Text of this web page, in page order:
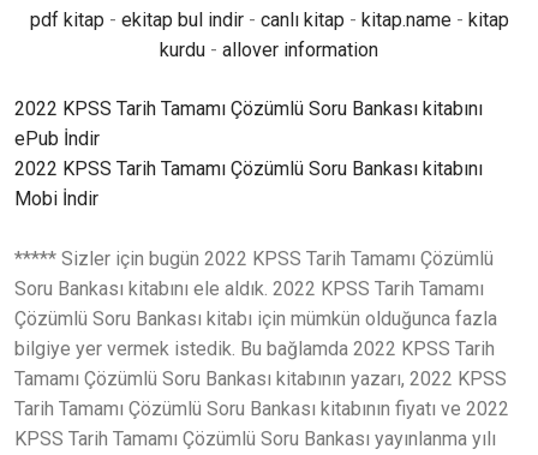
pdf kitap - ekitap bul indir- canlı kitap - kitap.name- kitap
kurdu - allover information
2022 KPSS Tarih Tamamı Çözümlü Soru Bankası kitabını
ePub İndir
2022 KPSS Tarih Tamamı Çözümlü Soru Bankası kitabını
Mobi İndir
***** Sizler için bugün 2022 KPSS Tarih Tamamı Çözümlü
Soru Bankası kitabını ele aldık. 2022 KPSS Tarih Tamamı
Çözümlü Soru Bankası kitabı için mümkün olduğunca fazla
bilgiye yer vermek istedik. Bu bağlamda 2022 KPSS Tarih
Tamamı Çözümlü Soru Bankası kitabının yazarı, 2022 KPSS
Tarih Tamamı Çözümlü Soru Bankası kitabının fiyatı ve 2022
KPSS Tarih Tamamı Çözümlü Soru Bankası yayınlanma yılı